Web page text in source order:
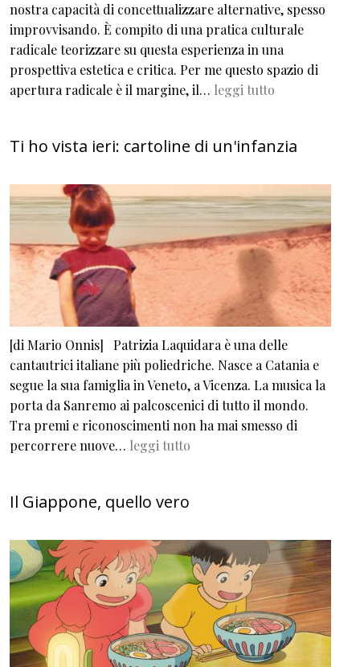
nostra capacità di concettualizzare alternative, spesso
improvvisando. È compito di una pratica culturale
radicale teorizzare su questa esperienza in una
prospettiva estetica e critica. Per me questo spazio di
apertura radicale è il margine, il… leggi tutto
Ti ho vista ieri: cartoline di un'infanzia
[di Mario Onnis] Patrizia Laquidara è una delle
cantautrici italiane più poliedriche. Nasce a Catania e
segue la sua famiglia in Veneto, a Vicenza. La musica la
porta da Sanremo ai palcoscenici di tutto il mondo.
Tra premi e riconoscimenti non ha mai smesso di
percorrere nuove… leggi tutto
Il Giappone, quello vero